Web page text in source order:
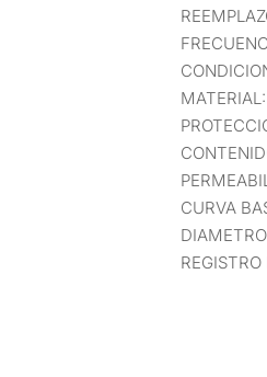
MATERIAL:
CURVA